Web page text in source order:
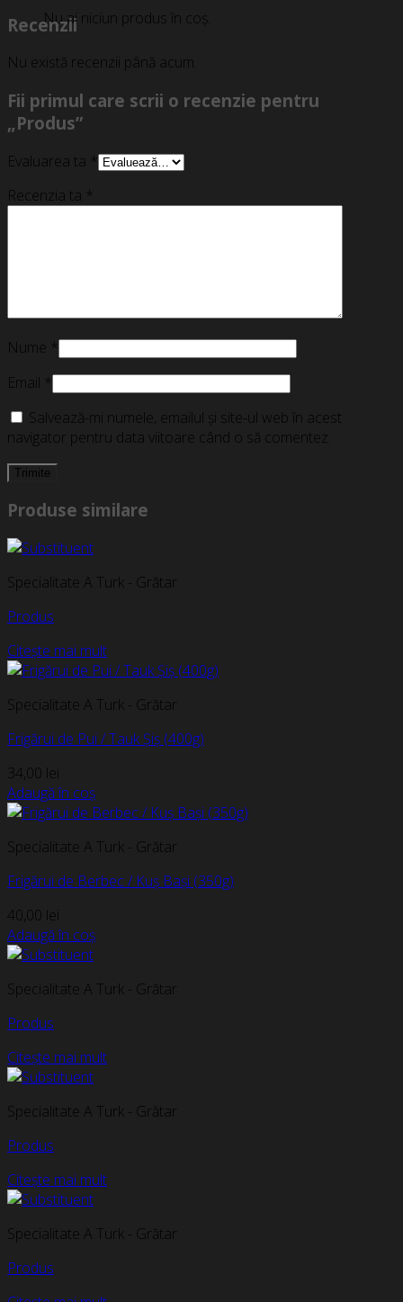
Nu ai niciun produs în coș.
Recenzii
Nu există recenzii până acum.
Fii primul care scrii o recenzie pentru
„Produs”
Evaluarea ta *
Recenzia ta *
Nume *
Email *
Salvează-mi numele, emailul și site-ul web în acest
navigator pentru data viitoare când o să comentez.
Produse similare
Specialitate A Turk - Grătar
Produs
Citește mai mult
Specialitate A Turk - Grătar
Frigărui de Pui / Tauk Șiș (400g)
34,00 lei
Adaugă în coș
Specialitate A Turk - Grătar
Frigărui de Berbec / Kuș Bași (350g)
40,00 lei
Adaugă în coș
Specialitate A Turk - Grătar
Produs
Citește mai mult
Specialitate A Turk - Grătar
Produs
Citește mai mult
Specialitate A Turk - Grătar
Produs